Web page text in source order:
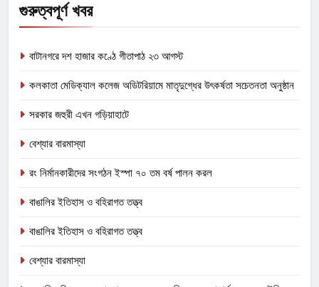
গুরুত্বপূর্ণ খবর
বাটানগরে দশ হাজার কণ্ঠে গীতাপাঠ ২৩ আগস্ট
কলকাতা মেডিক্যাল কলেজ অডিটরিয়ামে মাতৃদুগ্ধের উৎকর্ষতা সচেতনতা অনুষ্ঠান
সরকার জহুরী এখন গড়িয়াহাটে
বেশ্যার বারমাস্যা
রং নির্মানকারীদের সংগঠন ইস্পা ৭০ তম বর্ষ পালন করল
বাঙালির ইতিহাস ও বহিরাগত তত্ত্ব
বাঙালির ইতিহাস ও বহিরাগত তত্ত্ব
বেশ্যার বারমাস্যা